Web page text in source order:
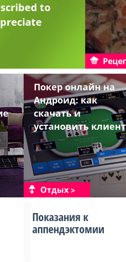
to
Покер онлайн на
Андроид: как
скачать и
установить
Отдых
Показания к
аппендэктомии